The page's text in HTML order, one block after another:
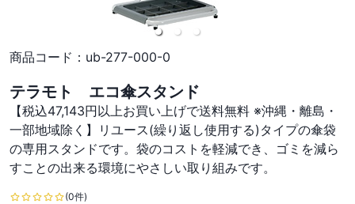
商品コード： ub-277-000-0
テラモト エコ傘スタンド
【税込47,143円以上お買い上げで送料無料 ※沖縄・離島・
一部地域除く】リユース(繰り返し使用する)タイプの傘袋
の専用スタンドです。袋のコストを軽減でき、ゴミを減ら
すことの出来る環境にやさしい取り組みです。
(0件)